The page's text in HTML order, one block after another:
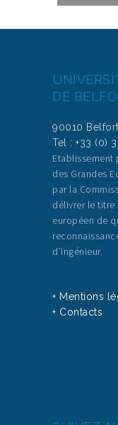
DE
90010
Tel : +33 (0)
Etablissement
des Grandes
par la
délivrer le titre
européen de
d’ingénieur.
+ Mentions
+ Contacts